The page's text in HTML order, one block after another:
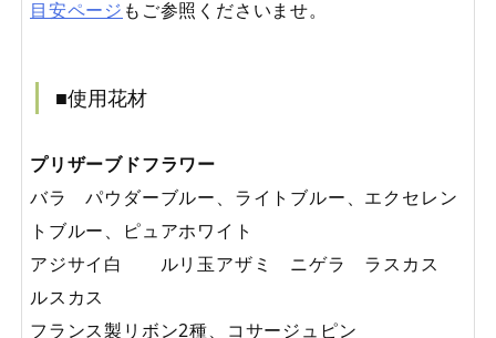
目安ページ もご参照くださいませ。
■使用花材
プリザーブドフラワー
バラ パウダーブルー、ライトブルー、エクセレン
トブルー、ピュアホワイト
アジサイ白 ルリ玉アザミ ニゲラ ラスカス
ルスカス
フランス製リボン2種、コサージュピン